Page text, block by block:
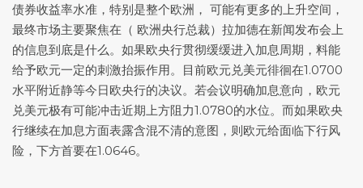
债券收益率水准，特别是整个欧洲， 可能有更多的上升空间，
最终市场主要聚焦在（ 欧洲央行总裁）拉加德在新闻发布会上
的信息到底是什么。如果欧央行贯彻缓缓进入加息周期，料能
给予欧元一定的刺激抬振作用。目前欧元兑美元徘徊在1.0700
水平附近静等今日欧央行的决议。若会议明确加息意向， 欧元
兑美元极有可能冲击近期上方阻力1.0780的水位。而如果欧央
行继续在加息方面表露含混不清的意图，则欧元给面临下行风
险，下方首要在1.0646。